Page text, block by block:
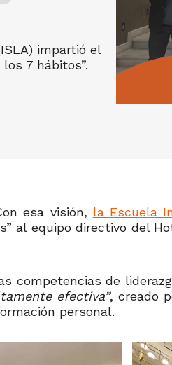
impartió el
7 hábitos”.
esa visión, la Escuela
al equipo directivo del
competencias de
efectiva”, creado
personal.